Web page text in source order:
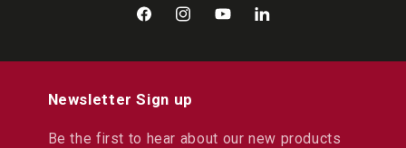
FacebookInstagramYouTubeLinkedIn
Newsletter Sign up
Be the first to hear about our new products